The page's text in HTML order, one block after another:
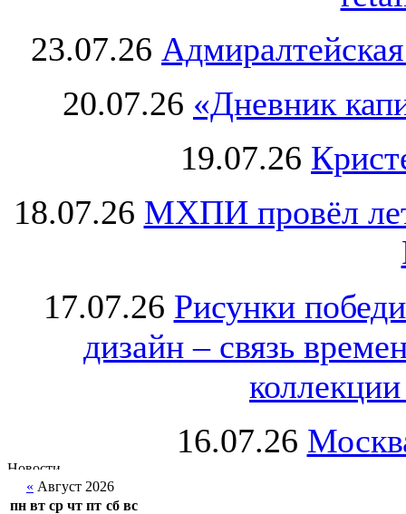
23.07.26
20.07.26 «Дневник
19.07.26
18.07.26 МХПИ провёл
17.07.26 Рисунки
дизайн – связь
16.07.26
« Август 2026
пн вт ср чт пт сб вс